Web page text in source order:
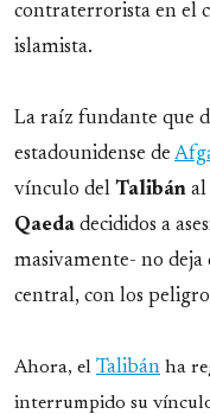
contraterrorista en el
islamista.
La raíz fundante que
estadounidense de
vínculo del Talibán al
Qaeda decididos a
masivamente- no
central, con los
Ahora, el Talibán ha
interrumpido su